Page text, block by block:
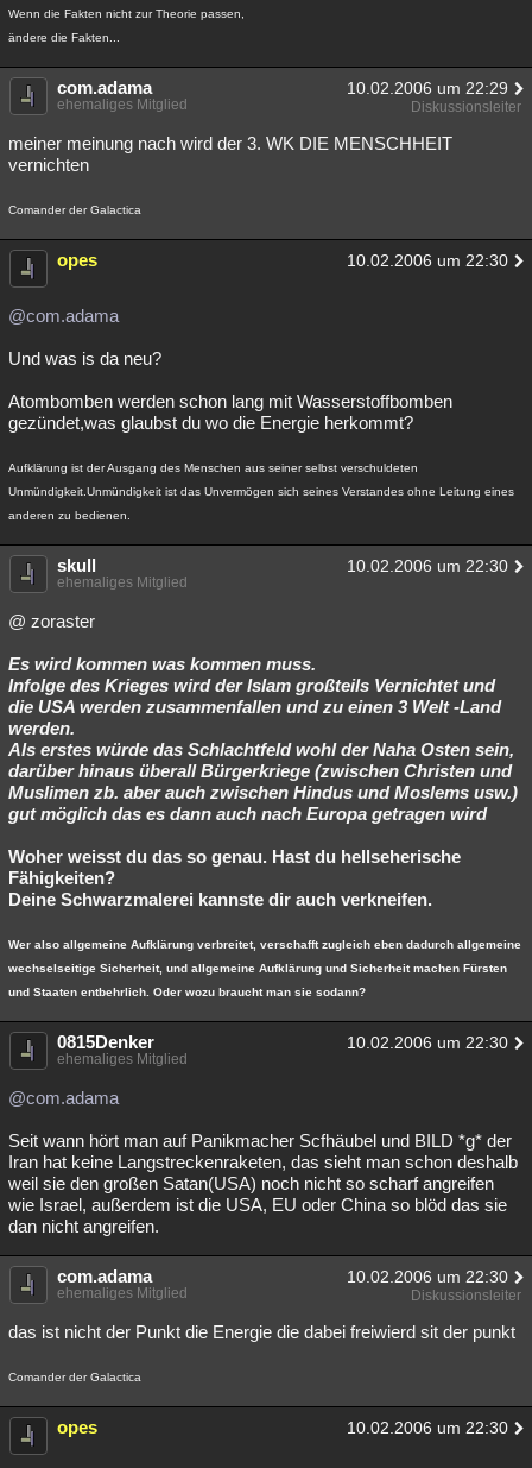
Wenn die Fakten nicht zur Theorie passen,
ändere die Fakten...
com.adama 10.02.2006 um 22:29
ehemaliges Mitglied Diskussionsleiter
meiner meinung nach wird der 3. WK DIE MENSCHHEIT
vernichten
Comander der Galactica
opes 10.02.2006 um 22:30
@com.adama
Und was is da neu?
Atombomben werden schon lang mit Wasserstoffbomben
gezündet,was glaubst du wo die Energie herkommt?
Aufklärung ist der Ausgang des Menschen aus seiner selbst verschuldeten
Unmündigkeit.Unmündigkeit ist das Unvermögen sich seines Verstandes ohne Leitung eines
anderen zu bedienen.
skull 10.02.2006 um 22:30
ehemaliges Mitglied
@ zoraster
Es wird kommen was kommen muss.
Infolge des Krieges wird der Islam großteils Vernichtet und
die USA werden zusammenfallen und zu einen 3 Welt -Land
werden.
Als erstes würde das Schlachtfeld wohl der Naha Osten sein,
darüber hinaus überall Bürgerkriege (zwischen Christen und
Muslimen zb. aber auch zwischen Hindus und Moslems usw.)
gut möglich das es dann auch nach Europa getragen wird
Woher weisst du das so genau. Hast du hellseherische
Fähigkeiten?
Deine Schwarzmalerei kannste dir auch verkneifen.
Wer also allgemeine Aufklärung verbreitet, verschafft zugleich eben dadurch allgemeine
wechselseitige Sicherheit, und allgemeine Aufklärung und Sicherheit machen Fürsten
und Staaten entbehrlich. Oder wozu braucht man sie sodann?
0815Denker 10.02.2006 um 22:30
ehemaliges Mitglied
@com.adama
Seit wann hört man auf Panikmacher Scfhäubel und BILD *g* der
Iran hat keine Langstreckenraketen, das sieht man schon deshalb
weil sie den großen Satan(USA) noch nicht so scharf angreifen
wie Israel, außerdem ist die USA, EU oder China so blöd das sie
dan nicht angreifen.
com.adama 10.02.2006 um 22:30
ehemaliges Mitglied Diskussionsleiter
das ist nicht der Punkt die Energie die dabei freiwierd sit der punkt
Comander der Galactica
opes 10.02.2006 um 22:30